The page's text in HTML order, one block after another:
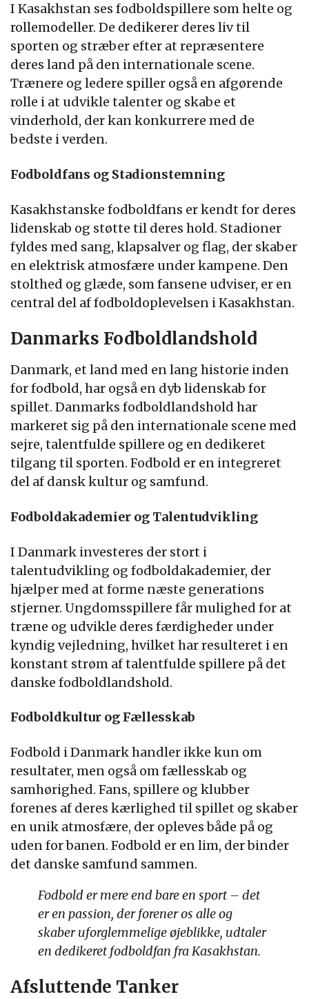
I Kasakhstan ses fodboldspillere som helte og
rollemodeller. De dedikerer deres liv til
sporten og stræber efter at repræsentere
deres land på den internationale scene.
Trænere og ledere spiller også en afgørende
rolle i at udvikle talenter og skabe et
vinderhold, der kan konkurrere med de
bedste i verden.
Fodboldfans og Stadionstemning
Kasakhstanske fodboldfans er kendt for deres
lidenskab og støtte til deres hold. Stadioner
fyldes med sang, klapsalver og flag, der skaber
en elektrisk atmosfære under kampene. Den
stolthed og glæde, som fansene udviser, er en
central del af fodboldoplevelsen i Kasakhstan.
Danmarks Fodboldlandshold
Danmark, et land med en lang historie inden
for fodbold, har også en dyb lidenskab for
spillet. Danmarks fodboldlandshold har
markeret sig på den internationale scene med
sejre, talentfulde spillere og en dedikeret
tilgang til sporten. Fodbold er en integreret
del af dansk kultur og samfund.
Fodboldakademier og Talentudvikling
I Danmark investeres der stort i
talentudvikling og fodboldakademier, der
hjælper med at forme næste generations
stjerner. Ungdomsspillere får mulighed for at
træne og udvikle deres færdigheder under
kyndig vejledning, hvilket har resulteret i en
konstant strøm af talentfulde spillere på det
danske fodboldlandshold.
Fodboldkultur og Fællesskab
Fodbold i Danmark handler ikke kun om
resultater, men også om fællesskab og
samhørighed. Fans, spillere og klubber
forenes af deres kærlighed til spillet og skaber
en unik atmosfære, der opleves både på og
uden for banen. Fodbold er en lim, der binder
det danske samfund sammen.
Fodbold er mere end bare en sport – det
er en passion, der forener os alle og
skaber uforglemmelige øjeblikke, udtaler
en dedikeret fodboldfan fra Kasakhstan.
Afsluttende Tanker